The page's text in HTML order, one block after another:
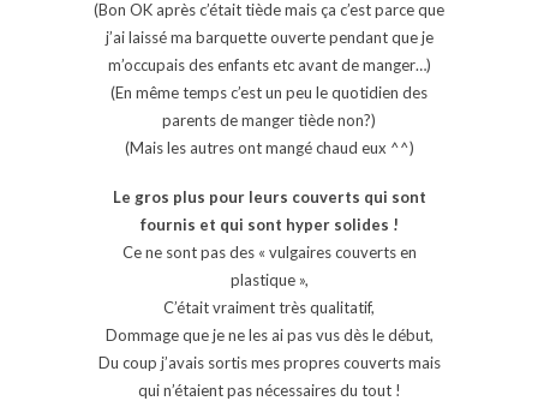
(Bon OK après c’était tiède mais ça c’est parce que
j’ai laissé ma barquette ouverte pendant que je
m’occupais des enfants etc avant de manger…)
(En même temps c’est un peu le quotidien des
parents de manger tiède non?)
(Mais les autres ont mangé chaud eux ^^)
Le gros plus pour leurs couverts qui sont
fournis et qui sont hyper solides !
Ce ne sont pas des « vulgaires couverts en
plastique »,
C’était vraiment très qualitatif,
Dommage que je ne les ai pas vus dès le début,
Du coup j’avais sortis mes propres couverts mais
qui n’étaient pas nécessaires du tout !